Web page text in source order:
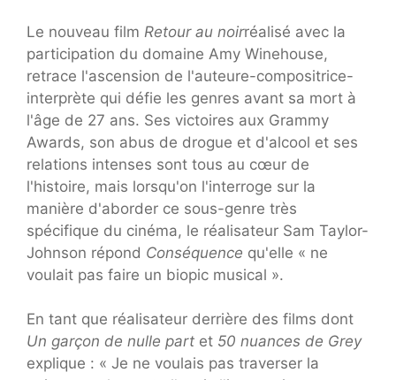
Le nouveau film Retour au noirréalisé avec la
participation du domaine Amy Winehouse,
retrace l'ascension de l'auteure-compositrice-
interprète qui défie les genres avant sa mort à
l'âge de 27 ans. Ses victoires aux Grammy
Awards, son abus de drogue et d'alcool et ses
relations intenses sont tous au cœur de
l'histoire, mais lorsqu'on l'interroge sur la
manière d'aborder ce sous-genre très
spécifique du cinéma, le réalisateur Sam Taylor-
Johnson répond Conséquence qu'elle « ne
voulait pas faire un biopic musical ».
En tant que réalisateur derrière des films dont
Un garçon de nulle part et 50 nuances de Grey
explique : « Je ne voulais pas traverser la